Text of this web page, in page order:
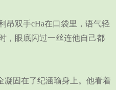
双手cHa在口袋里，语气轻
，眼底闪过一丝连他自己都
固在了纪涵瑜身上。他看着